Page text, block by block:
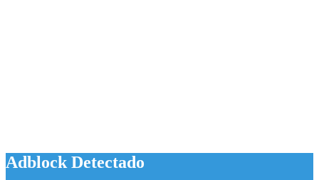
Adblock Detectado